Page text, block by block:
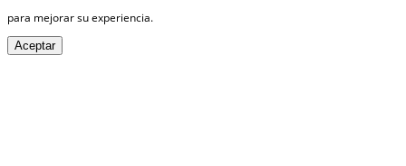
para mejorar su experiencia.
Aceptar